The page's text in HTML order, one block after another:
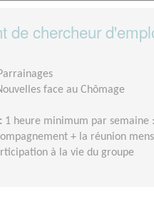
de chercheur
face au Chômage
1 heure minimum par semaine
+ la réunion
à la vie du groupe